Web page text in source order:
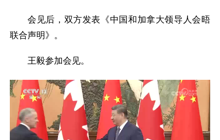
会见后，双方发表《中国和加拿大领导人会晤
联合声明》。
王毅参加会见。